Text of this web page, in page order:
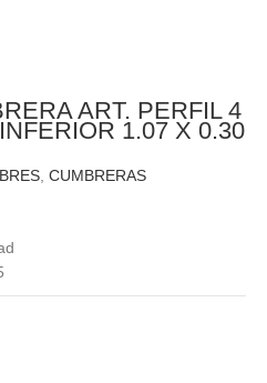
ART. PERFIL 4
1.07 X 0.30
CUMBRERAS